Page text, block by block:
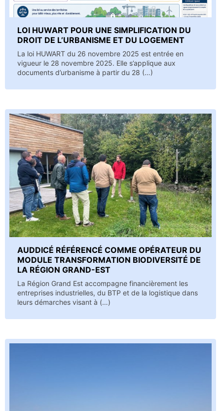
LOI HUWART POUR UNE SIMPLIFICATION DU
DROIT DE L’URBANISME ET DU LOGEMENT
La loi HUWART du 26 novembre 2025 est entrée en
vigueur le 28 novembre 2025. Elle s’applique aux
documents d’urbanisme à partir du 28 (…)
AUDDICÉ RÉFÉRENCÉ COMME OPÉRATEUR DU
MODULE TRANSFORMATION BIODIVERSITÉ DE
LA RÉGION GRAND-EST
La Région Grand Est accompagne financièrement les
entreprises industrielles, du BTP et de la logistique dans
leurs démarches visant à (…)